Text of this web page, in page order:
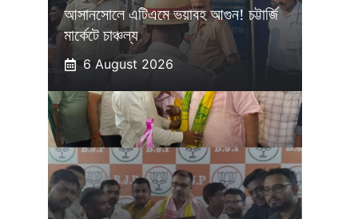
আসানসোলে এটিএমে ভয়াবহ আগুন! চট্টার্জি
মার্কেটে চাঞ্চল্য
6 August 2026